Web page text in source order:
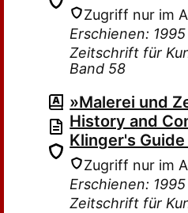
Zugriff nur im
Erschienen: 1995
Zeitschrift für
Band 58
»Malerei und
History and
Klinger's
Zugriff nur im
Erschienen: 1995
Zeitschrift für